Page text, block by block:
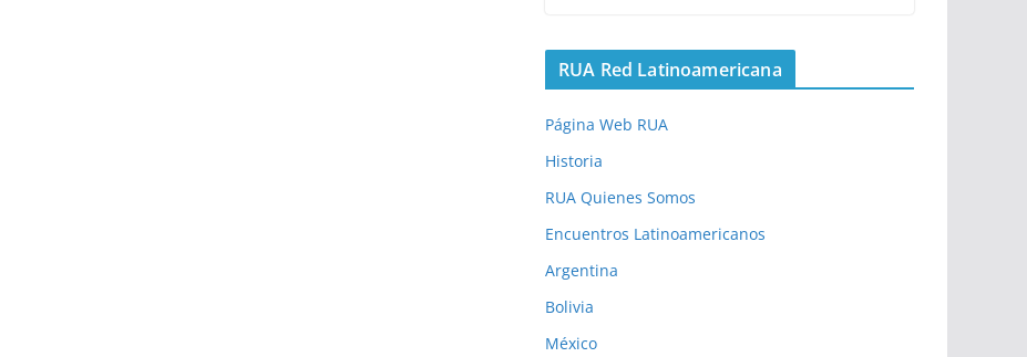
RUA Red Latinoamericana
Página Web RUA
Historia
RUA Quienes Somos
Encuentros Latinoamericanos
Argentina
Bolivia
México